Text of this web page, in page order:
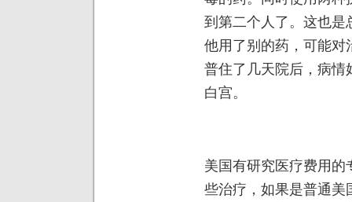
到第二个人了。这也是
他用了别的药，可能对
普住了几天院后，病情
白宫。
美国有研究医疗费用
些治疗，如果是普通美